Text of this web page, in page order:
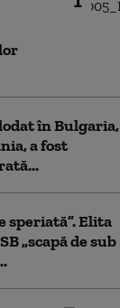
în Bulgaria,
a fost
speriată”. Elita
„scapă de sub